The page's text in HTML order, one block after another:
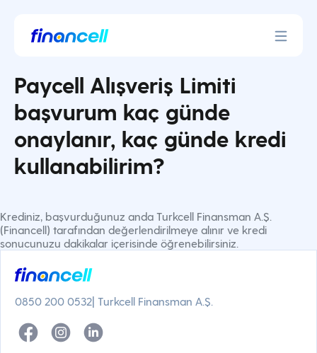
Paycell Alışveriş Limiti
başvurum kaç günde
onaylanır, kaç günde kredi
kullanabilirim?
Krediniz, başvurduğunuz anda Turkcell Finansman A.Ş.
(Financell) tarafından değerlendirilmeye alınır ve kredi
sonucunuzu dakikalar içerisinde öğrenebilirsiniz.
0850 200 0532| Turkcell Finansman A.Ş.